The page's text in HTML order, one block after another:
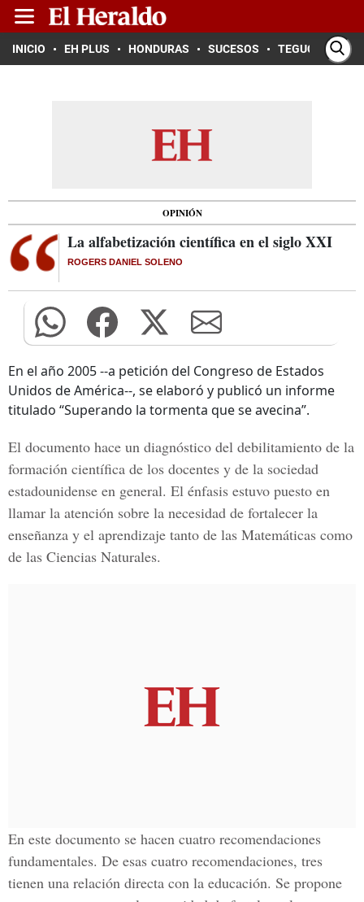
INICIO EH PLUS HONDURAS SUCESOS TEGUCIGALPA
OPINIÓN
La alfabetización científica en el siglo XXI
ROGERS DANIEL SOLENO
En el año 2005 --a petición del Congreso de Estados
Unidos de América--, se elaboró y publicó un informe
titulado “Superando la tormenta que se avecina”.
El documento hace un diagnóstico del debilitamiento de la
formación científica de los docentes y de la sociedad
estadounidense en general. El énfasis estuvo puesto en
llamar la atención sobre la necesidad de fortalecer la
enseñanza y el aprendizaje tanto de las Matemáticas como
de las Ciencias Naturales.
En este documento se hacen cuatro recomendaciones
fundamentales. De esas cuatro recomendaciones, tres
tienen una relación directa con la educación. Se propone